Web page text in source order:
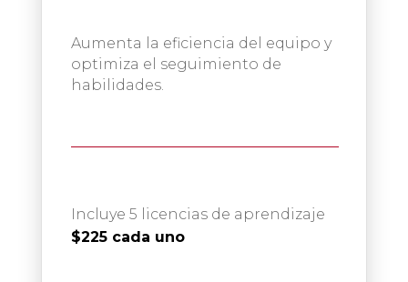
Aumenta la eficiencia del equipo y
optimiza el seguimiento de
habilidades.
Incluye 5 licencias de aprendizaje
$225 cada uno